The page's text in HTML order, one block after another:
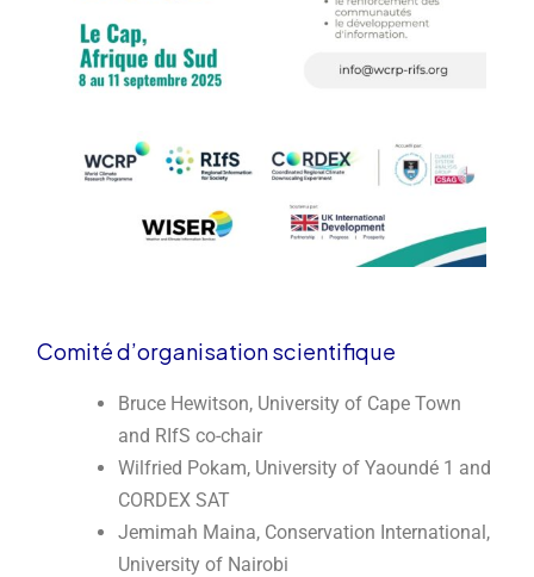
Comité d’organisation scientifique
Bruce Hewitson, University of Cape Town
and RIfS co-chair
Wilfried Pokam, University of Yaoundé 1 and
CORDEX SAT
Jemimah Maina, Conservation International,
University of Nairobi